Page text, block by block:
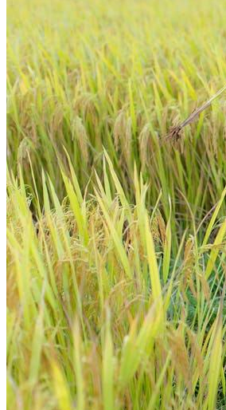
辞职创业的代价
女性成长
核心摘要 辞职创业可能带来经济压力
负担。 是否辞职创业取决于个人风险
景和财务准备。 成功创业需要清晰的
持续的资金支持。 创业前应充分评估个
况，做好风险管理。 一、引言 辞职创
自由和自我实现的重要选择，但这...
2026年5月30日